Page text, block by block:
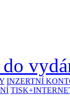
INZERTNÍ